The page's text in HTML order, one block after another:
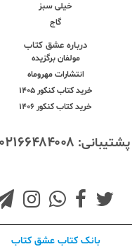
خیلی سبز
گاج
درباره عشق کتاب
مولفان برگزیده
انتشارات مهروماه
خرید کتاب کنکور 1405
خرید کتاب کنکور 1406
۰۲۱۶۶۴۸۴۰۰۸
بانک کتاب عشق کتاب